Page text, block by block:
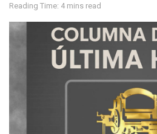
Reading Time: 4 mins read